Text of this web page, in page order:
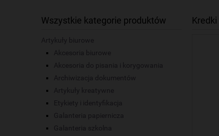
Wszystkie kategorie produktów
Artykuły biurowe
Akcesoria biurowe
Akcesoria do pisania i korygowania
Archiwizacja dokumentów
Artykuły kreatywne
Etykiety i identyfikacja
Galanteria papiernicza
Galanteria szkolna